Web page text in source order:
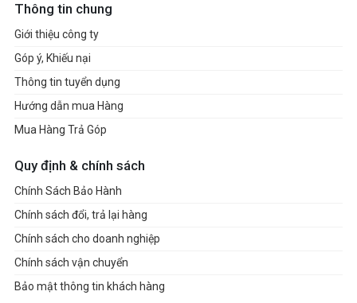
Thông tin chung
Giới thiệu công ty
Góp ý, Khiếu nại
Thông tin tuyển dụng
Hướng dẫn mua Hàng
Mua Hàng Trả Góp
Quy định & chính sách
Chính Sách Bảo Hành
Chính sách đổi, trả lại hàng
Chính sách cho doanh nghiệp
Chính sách vận chuyển
Bảo mật thông tin khách hàng